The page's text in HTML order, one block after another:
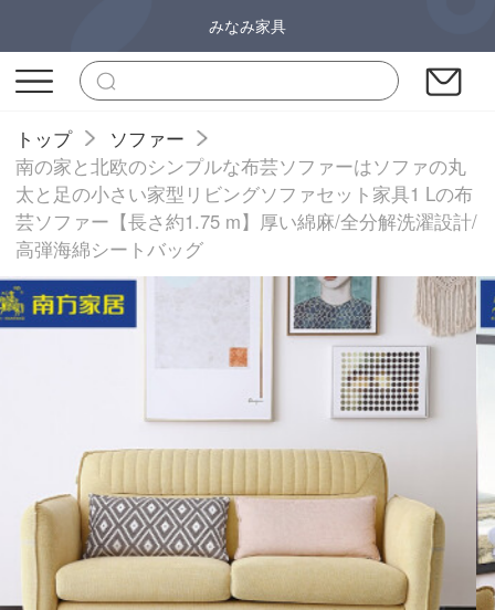
みなみ家具
トップ
ソファー
南の家と北欧のシンプルな布芸ソファーはソファの丸
太と足の小さい家型リビングソファセット家具1 Lの布
芸ソファー【長さ約1.75 m】厚い綿麻/全分解洗濯設計/
高弾海綿シートバッグ